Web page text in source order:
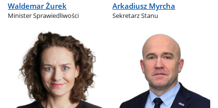
Waldemar Żurek
Minister Sprawiedliwości
Arkadiusz Myrcha
Sekretarz Stanu